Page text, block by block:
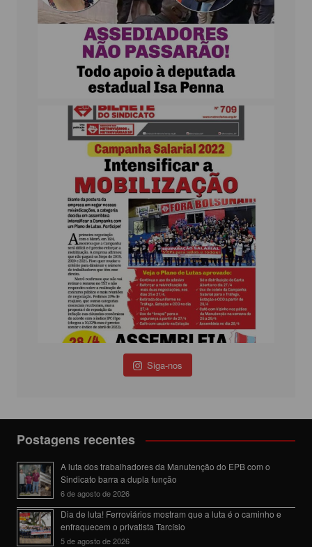
Siga-nos
Postagens recentes
A luta dos trabalhadores da Manutenção do EPB com o
Sindicato barra a dupla função
6 de agosto de 2026
Dia de luta! Ferroviários mostram que a luta é o caminho e
enfraquecem o privatista Tarcísio
5 de agosto de 2026